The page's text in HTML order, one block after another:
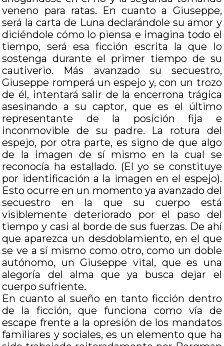
veneno para ratas. En cuanto a Giuseppe,
será la carta de Luna declarándole su amor y
diciéndole cómo lo piensa e imagina todo el
tiempo, será esa ficción escrita la que lo
sostenga durante el primer tiempo de su
cautiverio. Más avanzado su secuestro,
Giuseppe romperá un espejo y, con un trozo
de él, intentará salir de la encerrona trágica
asesinando a su captor, que es el último
representante de la posición fija e
inconmovible de su padre. La rotura del
espejo, por otra parte, es signo de que algo
de la imagen de sí mismo en la cual se
reconocía ha estallado. (El yo se constituye
por identificación a la imagen en el espejo).
Esto ocurre en un momento ya avanzado del
secuestro en la que su cuerpo está
visiblemente deteriorado por el paso del
tiempo y casi al borde de sus fuerzas. De ahí
que aparezca un desdoblamiento, en el que
se ve a sí mismo como otro, como un doble
autónomo, un Giuseppe vital, que es una
alegoría del alma que ya busca dejar el
cuerpo sufriente.
En cuanto al sueño en tanto ficción dentro
de la ficción, que funciona como vía de
escape frente a la opresión de los mandatos
familiares y sociales, es un elemento que ha